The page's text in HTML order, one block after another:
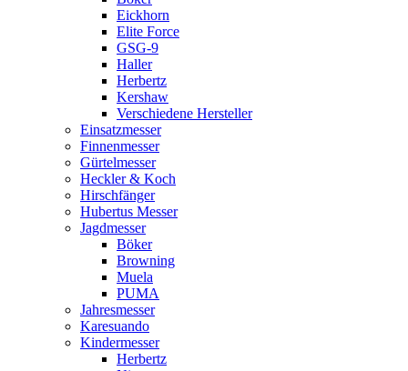
Eickhorn
Elite Force
GSG-9
Haller
Herbertz
Kershaw
Verschiedene Hersteller
Einsatzmesser
Finnenmesser
Gürtelmesser
Heckler & Koch
Hirschfänger
Hubertus Messer
Jagdmesser
Böker
Browning
Muela
PUMA
Jahresmesser
Karesuando
Kindermesser
Herbertz